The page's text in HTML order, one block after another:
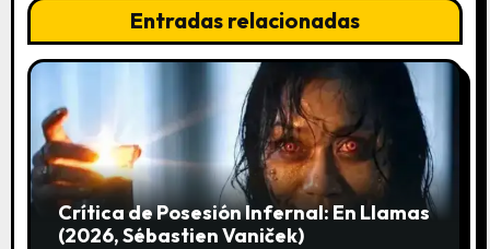
d
e
e
n
t
Entradas relacionadas
Crítica de Posesión Infernal: En Llamas
(2026, Sébastien Vaniček)